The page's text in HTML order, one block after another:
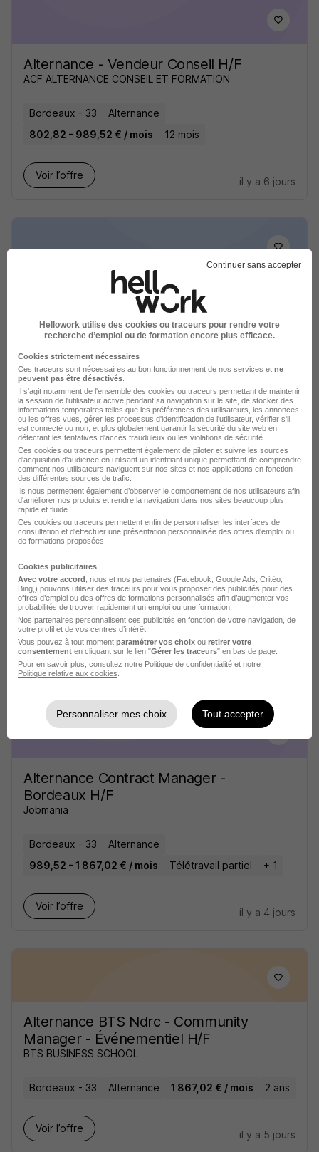
Alternance - Vendeur Conseil H/F
ACF ALTERNANCE CONSEIL ET FORMATION
Bordeaux - 33
Alternance
802,82 - 989,52 € / mois
12 mois
Voir l’offre
il y a 6 jours
Manager d'Équipe en Restauration -
Challenge & Évolution H/F
Institut de Métiers Network
Bordeaux - 33
Alternance
504,10 - 1 867,02 € / mois
Voir l’offre
il y a 6 jours
Assistant Manager d'Unité Marchande
Institut de Métiers Network
Bordeaux - 33 Alternance
504,10 - 1 867 € / mois
12 mois
Voir l’offre
il y a 6 jours
Alternance Contract Manager -
Bordeaux H/F
Jobmania
Bordeaux - 33
Alternance
989,52 - 1 867,02 € / mois
Télétravail partiel + 1
Voir l’offre
il y a 4 jours
Alternance BTS Ndrc - Community
Manager - Événementiel H/F
BTS BUSINESS SCHOOL
Bordeaux - 33 Alternance 1 867,02 € / mois 2 ans
Voir l’offre
il y a 5 jours
Continuer sans accepter
Hellowork utilise des cookies ou traceurs pour rendre votre
recherche d’emploi ou de formation encore plus efficace.
Cookies strictement nécessaires
Ces traceurs sont nécessaires au bon fonctionnement de nos services et ne
peuvent pas être désactivés
Il s'agit notamment de l'ensemble des cookies ou traceurs permettant de maintenir
la session de l'utilisateur active pendant sa navigation sur le site, de stocker des
informations temporaires telles que les préférences des utilisateurs, les annonces
ou les offres vues, gérer les processus d'identification de l'utilisateur, vérifier s'il
est connecté ou non, et plus globalement garantir la sécurité du site web en
détectant les tentatives d'accès frauduleux ou les violations de sécurité.
Ces cookies ou traceurs permettent également de piloter et suivre les sources
d'acquisition d'audience en utilisant un identifiant unique permettant de comprendre
comment nos utilisateurs naviguent sur nos sites et nos applications en fonction
des différentes sources de trafic.
Ils nous permettent également d’observer le comportement de nos utilisateurs afin
d'améliorer nos produits et rendre la navigation dans nos sites beaucoup plus
rapide et fluide.
Ces cookies ou traceurs permettent enfin de personnaliser les interfaces de
consultation et d'effectuer une présentation personnalisée des offres d'emploi ou
de formations proposées.
Cookies publicitaires
Avec votre accord , nous et nos partenaires (Facebook, Google Ads , Critéo,
Bing,) pouvons utiliser des traceurs pour vous proposer des publicités pour des
offres d’emploi ou des offres de formations personnalisés afin d’augmenter vos
probabilités de trouver rapidement un emploi ou une formation.
Nos partenaires personnalisent ces publicités en fonction de votre navigation, de
votre profil et de vos centres d’intérêt.
Vous pouvez à tout moment paramétrer vos choix ou retirer votre
consentement en cliquant sur le lien "Gérer les traceurs" en bas de page.
Pour en savoir plus, consultez notre Politique de confidentialité et notre
Politique relative aux cookies
Personnaliser mes choix Tout accepter